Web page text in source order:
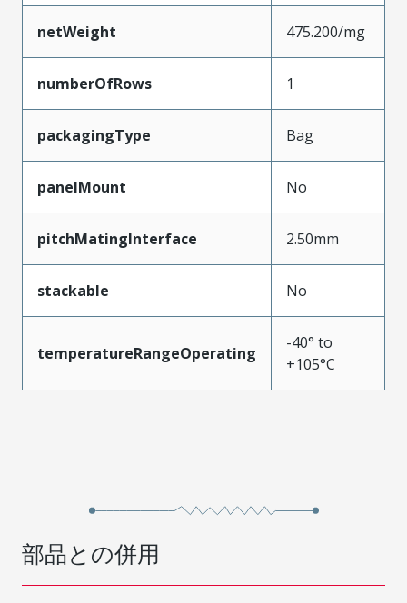
netWeight 475.200/mg
numberOfRows 1
packagingType Bag
panelMount No
pitchMatingInterface 2.50mm
stackable No
temperatureRangeOperating
-40° to
+105°C
部品との併用